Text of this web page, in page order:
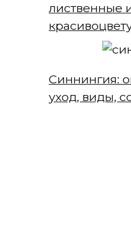
лиственные
Синнингия:
уход, виды,